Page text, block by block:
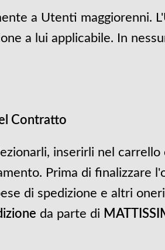
a Utenti maggiorenni.
a lui applicabile. In
Contratto
inserirli nel
Prima di finalizzare
di spedizione e altri
da parte di